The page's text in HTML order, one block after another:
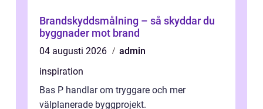
Brandskyddsmålning – så skyddar du
byggnader mot brand
04 augusti 2026
admin
inspiration
Bas P handlar om tryggare och mer
välplanerade byggprojekt.